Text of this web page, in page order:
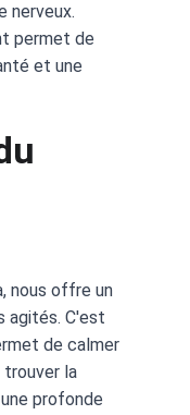
nerveux.
permet de
et une
nous offre un
agités. C'est
de calmer
trouver la
profonde